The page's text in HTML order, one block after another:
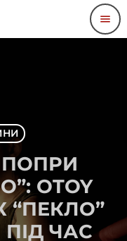
menu
ПОПРИ
OTOY
“ПЕКЛО”
ЧАС